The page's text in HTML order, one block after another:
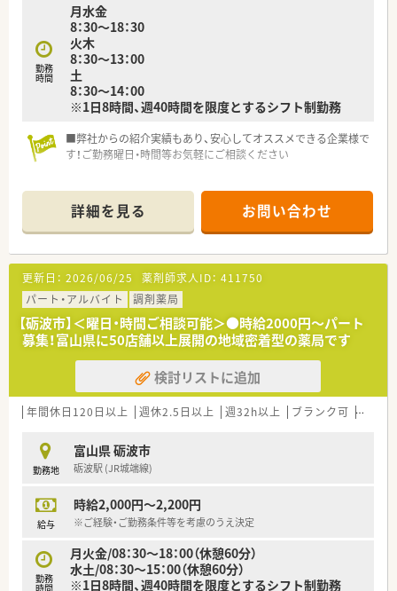
勤務
時間
月水金
8：30～18：30
火木
8：30～13：00
土
8：30～14：00
※1日8時間、週40時間を限度とするシフト制勤務
■弊社からの紹介実績もあり、安心してオススメできる企業様で
す！ご勤務曜日・時間等お気軽にご相談ください
詳細を見る お問い合わせ
更新日： 2026/06/25 薬剤師求人ID： 411750
パート・アルバイト
調剤薬局
【砺波市】＜曜日・時間ご相談可能＞●時給2000円～パート
募集！富山県に50店舗以上展開の地域密着型の薬局です
検討リストに追加
年間休日120日以上 週休2.5日以上 週32h以上 ブランク可 Ｗワ
勤務地
富山県 砺波市
砺波駅 (JR城端線)
給与
時給2,000円～2,200円
※ご経験・ご勤務条件等を考慮のうえ決定
勤務
時間
月火金/08：30～18：00（休憩60分）
水土/08：30～15：00（休憩60分）
※1日8時間、週40時間を限度とするシフト制勤務